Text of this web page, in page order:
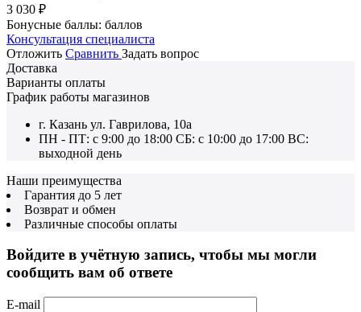
3 030 ₽
Бонусные баллы: баллов
Консультация специалиста
Отложить Сравнить Задать вопрос
Доставка
Варианты оплаты
График работы магазинов
г. Казань ул. Гаврилова, 10а
ПН - ПТ: с 9:00 до 18:00 СБ: с 10:00 до 17:00 ВС:
выходной день
Наши преимущества
Гарантия до 5 лет
Возврат и обмен
Различные способы оплаты
Войдите в учётную запись, чтобы мы могли
сообщить вам об ответе
E-mail